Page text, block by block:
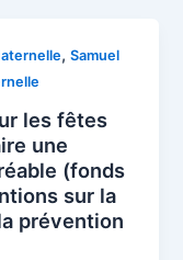
,Samuel
les fêtes
une
(fonds
sur la
prévention